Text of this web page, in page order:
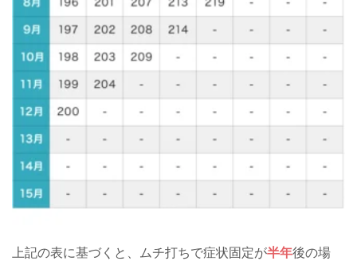
上記の表に基づくと、ムチ打ちで症状固定が半年後の場